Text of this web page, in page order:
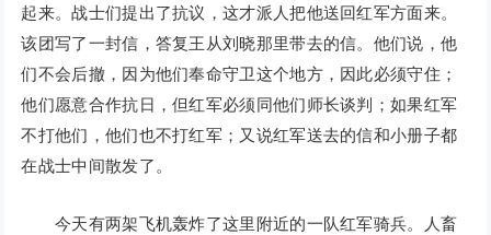
起来。战士们提出了抗议，这才派人把他送回红军方面来。
该团写了一封信，答复王从刘晓那里带去的信。他们说，他
们不会后撤，因为他们奉命守卫这个地方，因此必须守住；
他们愿意合作抗日，但红军必须同他们师长谈判；如果红军
不打他们，他们也不打红军；又说红军送去的信和小册子都
在战士中间散发了。
今天有两架飞机轰炸了这里附近的一队红军骑兵。人畜